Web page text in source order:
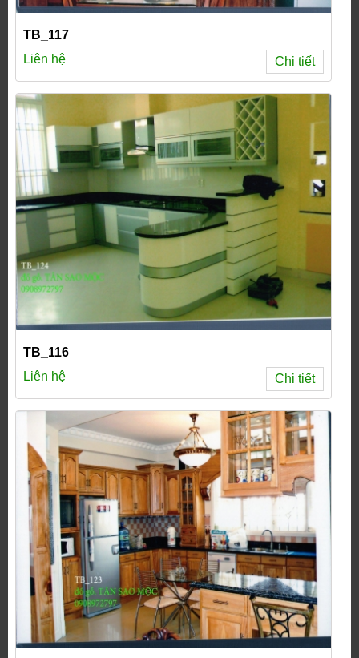
TB_117
Liên hệ
Chi tiết
TB_116
Liên hệ
Chi tiết